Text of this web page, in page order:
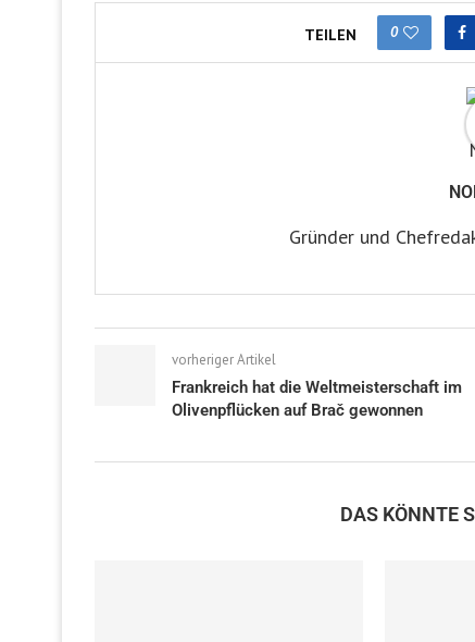
TEILEN 0
Gründer und
vorheriger Artikel
Frankreich hat die Weltmeisterschaft im
Olivenpflücken auf Brač gewonnen
DAS KÖNNTE